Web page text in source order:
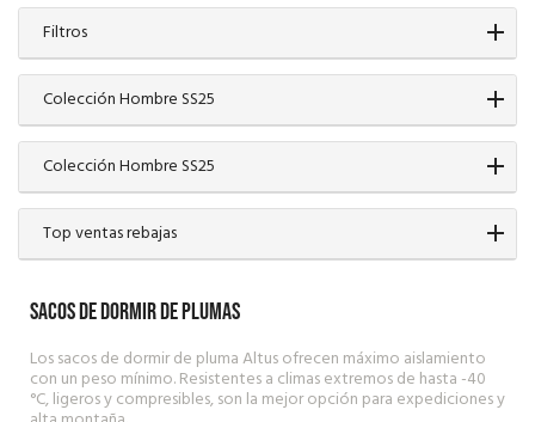
Filtros
Colección Hombre SS25
Colección Hombre SS25
Top ventas rebajas
SACOS DE DORMIR DE PLUMAS
Los sacos de dormir de pluma Altus ofrecen máximo aislamiento
con un peso mínimo. Resistentes a climas extremos de hasta -40
°C, ligeros y compresibles, son la mejor opción para expediciones y